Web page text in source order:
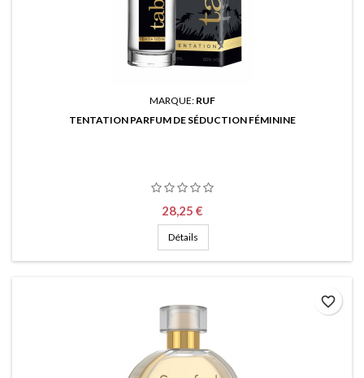
MARQUE: RUF
TENTATION PARFUM DE SÉDUCTION FÉMININE
Prix
28,25 €
Détails
favorite_border